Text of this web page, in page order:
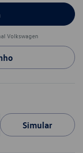
Volkswagen
Simular